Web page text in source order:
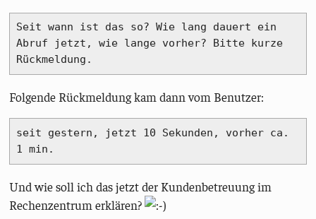
Seit wann ist das so? Wie lang dauert ein
Abruf jetzt, wie lange vorher? Bitte kurze
Rückmeldung.
Folgende Rückmeldung kam dann vom Benutzer:
seit gestern, jetzt 10 Sekunden, vorher ca.
1 min.
Und wie soll ich das jetzt der Kundenbetreuung im
Rechenzentrum erklären?